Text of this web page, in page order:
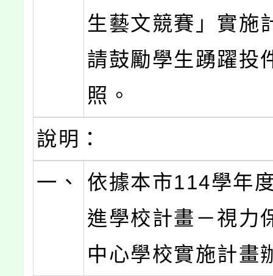
生藝文競賽」實施
請鼓勵學生踴躍投
照。
說明：
一、
依據本市114學年
進學校計畫－視力
中心學校實施計畫